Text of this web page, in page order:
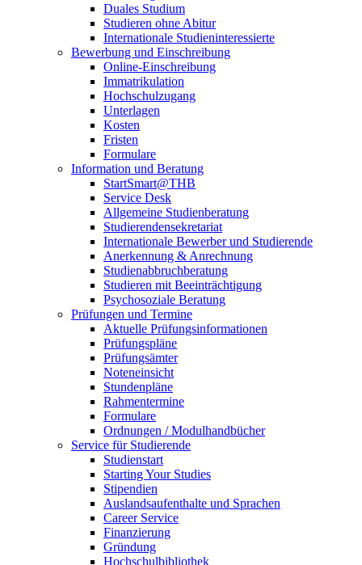
Duales Studium
Studieren ohne Abitur
Internationale Studieninteressierte
Bewerbung und Einschreibung
Online-Einschreibung
Immatrikulation
Hochschulzugang
Unterlagen
Kosten
Fristen
Formulare
Information und Beratung
StartSmart@THB
Service Desk
Allgemeine Studienberatung
Studierendensekretariat
Internationale Bewerber und Studierende
Anerkennung & Anrechnung
Studienabbruchberatung
Studieren mit Beeinträchtigung
Psychosoziale Beratung
Prüfungen und Termine
Aktuelle Prüfungsinformationen
Prüfungspläne
Prüfungsämter
Noteneinsicht
Stundenpläne
Rahmentermine
Formulare
Ordnungen / Modulhandbücher
Service für Studierende
Studienstart
Starting Your Studies
Stipendien
Auslandsaufenthalte und Sprachen
Career Service
Finanzierung
Gründung
Hochschulbibliothek